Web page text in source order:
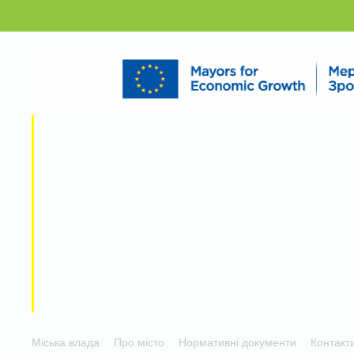
Міська влада Про місто Нормативні документи